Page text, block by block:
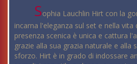
Sophia Lauchlin Hirt con la
incarna l'eleganza sul set e nella
presenza scenica è unica e cattura
grazie alla sua grazia naturale e alla
sforzo. Hirt è in grado di indossare